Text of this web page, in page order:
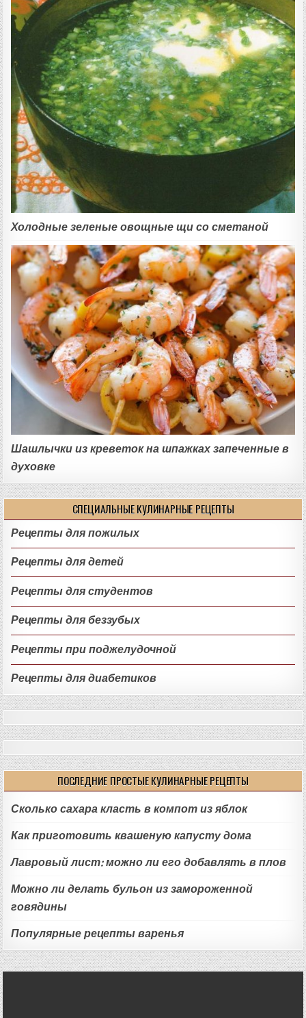
Холодные зеленые овощные щи со сметаной
Шашлычки из креветок на шпажках запеченные в
духовке
СПЕЦИАЛЬНЫЕ КУЛИНАРНЫЕ РЕЦЕПТЫ
Рецепты для пожилых
Рецепты для детей
Рецепты для студентов
Рецепты для беззубых
Рецепты при поджелудочной
Рецепты для диабетиков
ПОСЛЕДНИЕ ПРОСТЫЕ КУЛИНАРНЫЕ РЕЦЕПТЫ
Сколько сахара класть в компот из яблок
Как приготовить квашеную капусту дома
Лавровый лист: можно ли его добавлять в плов
Можно ли делать бульон из замороженной
говядины
Популярные рецепты варенья